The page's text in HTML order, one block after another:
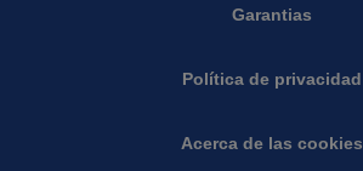
Garantias
Política de privacidad
Acerca de las cookies